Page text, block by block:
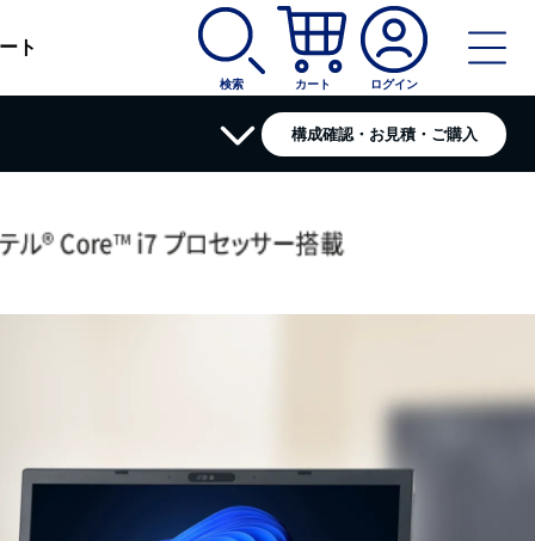
ト
検索 カート ログイン
構成確認・お見積・ご購入